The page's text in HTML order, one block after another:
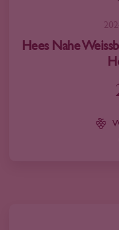
Hees Nahe